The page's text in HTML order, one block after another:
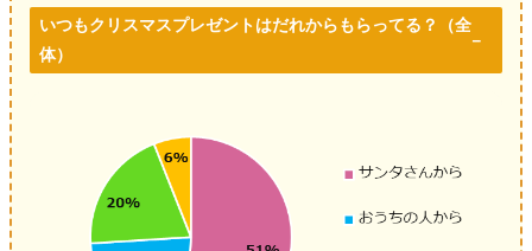
いつもクリスマスプレゼントはだれからもらってる？（全
体）